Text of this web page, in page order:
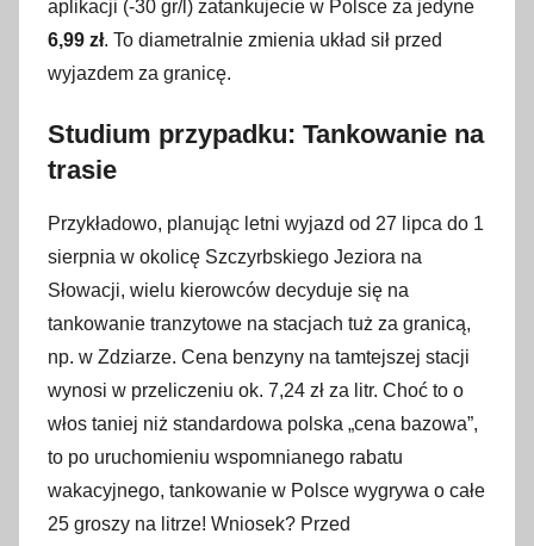
aplikacji (-30 gr/l) zatankujecie w Polsce za jedyne
6,99 zł. To diametralnie zmienia układ sił przed
wyjazdem za granicę.
Studium przypadku: Tankowanie na
trasie
Przykładowo, planując letni wyjazd od 27 lipca do 1
sierpnia w okolicę Szczyrbskiego Jeziora na
Słowacji, wielu kierowców decyduje się na
tankowanie tranzytowe na stacjach tuż za granicą,
np. w Zdziarze. Cena benzyny na tamtejszej stacji
wynosi w przeliczeniu ok. 7,24 zł za litr. Choć to o
włos taniej niż standardowa polska „cena bazowa”,
to po uruchomieniu wspomnianego rabatu
wakacyjnego, tankowanie w Polsce wygrywa o całe
25 groszy na litrze! Wniosek? Przed